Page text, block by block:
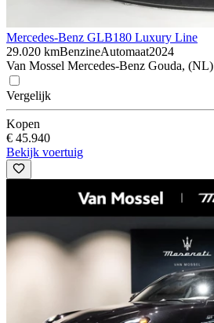
Mercedes-Benz GLB180 Luxury Line
29.020 kmBenzineAutomaat2024
Van Mossel Mercedes-Benz Gouda, (NL)
Vergelijk
Kopen
€ 45.940
Bekijk voertuig